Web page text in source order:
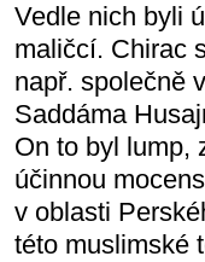
Vedle nich byli
maličcí. Chirac
např. společně
Saddáma
On to byl lump,
účinnou
v oblasti
této muslimské